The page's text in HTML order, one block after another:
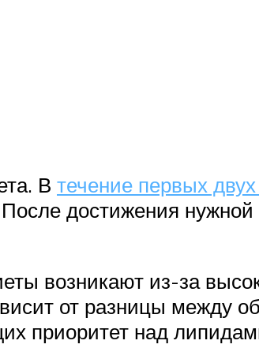
В течение первых
После достижения
возникают из-за
от разницы между
приоритет над